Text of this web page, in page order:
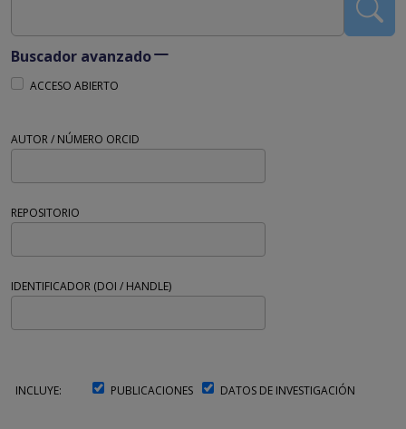
Buscador avanzado
ACCESO ABIERTO
AUTOR / NÚMERO ORCID
REPOSITORIO
IDENTIFICADOR (DOI / HANDLE)
INCLUYE: PUBLICACIONES DATOS DE INVESTIGACIÓN